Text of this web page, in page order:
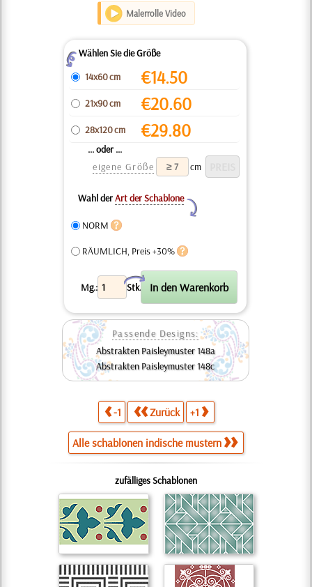
Malerrolle Video
ZWählen Sie die Größe
14x60 cm
€14.50
21x90 cm €20.60
28x120 cm €29.80
... oder ...
eigene Größe
cm
Wahl derArt der Schablone
Y
NORM
RÄUMLICH, Preis +30%
Mg.: Stk.
X
Passende Designs:
Abstrakten Paisleymuster 148a
Abstrakten Paisleymuster 148c
-1 Zurück +1
Alle schablonen indische mustern
zufälliges Schablonen